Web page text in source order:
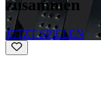
zusammen
JETZT SPIELEN